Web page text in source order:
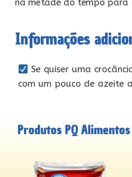
na metade do tempo para
Informações
Se quiser uma
com um pouco de azeite
Produtos PQ